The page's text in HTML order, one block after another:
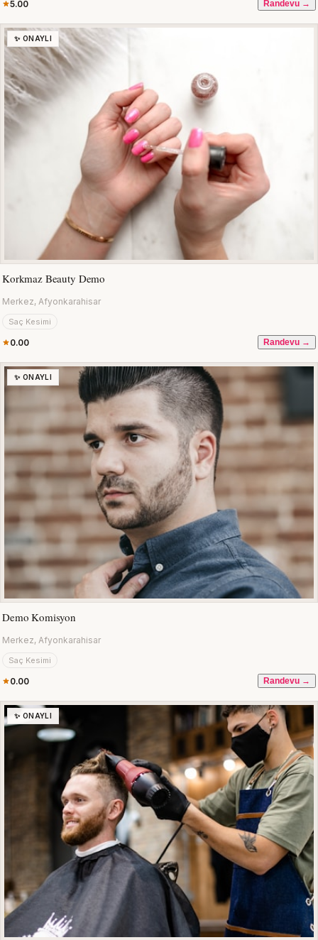
5.00 Randevu →
✨ ONAYLI
Korkmaz Beauty Demo
Merkez, Afyonkarahisar
Saç Kesimi
0.00 Randevu →
✨ ONAYLI
Demo Komisyon
Merkez, Afyonkarahisar
Saç Kesimi
0.00 Randevu →
✨ ONAYLI